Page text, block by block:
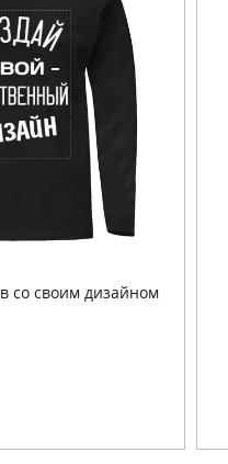
со своим дизайном